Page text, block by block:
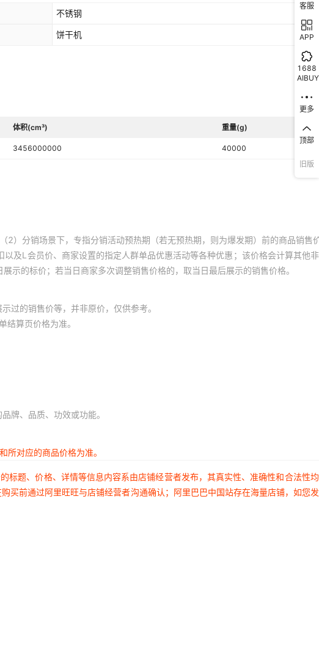
不锈钢
饼干机
体积(cm³) 重量(g)
3456000000 40000
2）分销场景下，专指分销活动预热期（若无预热期，则为爆发期）前的商品销售
及L会员价、商家设置的指定人群单品优惠活动等各种优惠；该价格会计算其他
示的标价；若当日商家多次调整销售价格的，取当日最后展示的销售价格。
过的销售价等，并非原价，仅供参考。
算页价格为准。
牌、品质、功效或功能。
对应的商品价格为准。
题、价格、详情等信息内容系由店铺经营者发布，其真实性、准确性和合法性
买前通过阿里旺旺与店铺经营者沟通确认；阿里巴巴中国站存在海量店铺，如您
客服
APP
1688
AIBUY
更多
顶部
旧版